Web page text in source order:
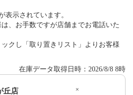
表示されています。
、お手数ですが店舗までお電話いた
ックし「取り置きリスト」よりお客様
在庫データ取得日時：2026/8/8 8時
丘店 ×